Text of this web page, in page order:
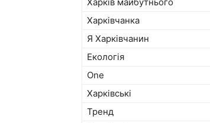
Харківчанка
Я Харківчанин
Екологія
One
Харківські
Тренд